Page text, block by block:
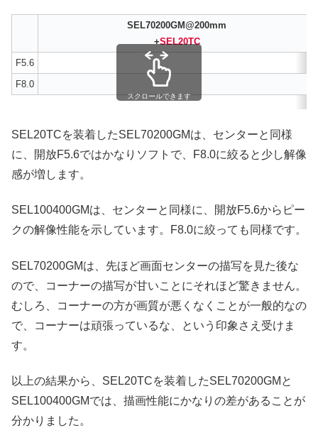
SEL70200GM@200mm
+SEL20TC
F5.6
F8.0
スクロールできます
SEL20TCを装着したSEL70200GMは、センターと同様
に、開放F5.6ではかなりソフトで、F8.0に絞ると少し解像
感が増します。
SEL100400GMは、センターと同様に、開放F5.6からピー
クの解像性能を示しています。F8.0に絞っても同様です。
SEL70200GMは、先ほど画面センターの描写を見た後な
ので、コーナーの描写が甘いことにそれほど驚きません。
むしろ、コーナーの方が画質が悪くなくことが一般的なの
で、コーナーは頑張っているな、という印象さえ受けま
す。
以上の結果から、SEL20TCを装着したSEL70200GMと
SEL100400GMでは、描画性能にかなりの差があることが
分かりました。